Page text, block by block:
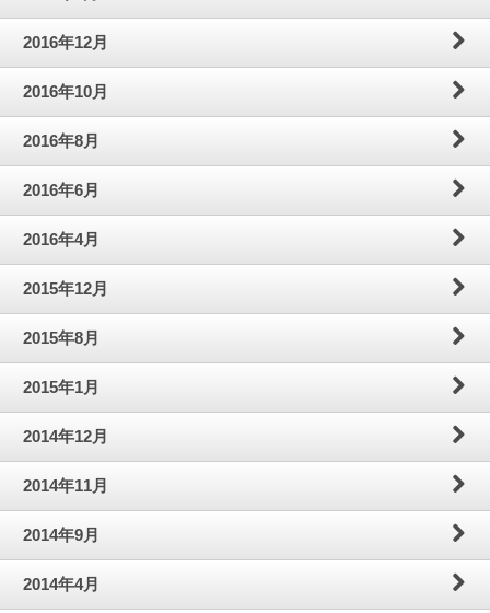
2016年12月
2016年10月
2016年8月
2016年6月
2016年4月
2015年12月
2015年8月
2015年1月
2014年12月
2014年11月
2014年9月
2014年4月